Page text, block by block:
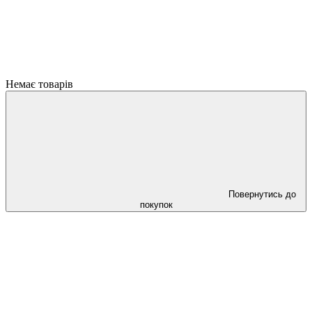
Немає товарів
Повернутись до
покупок